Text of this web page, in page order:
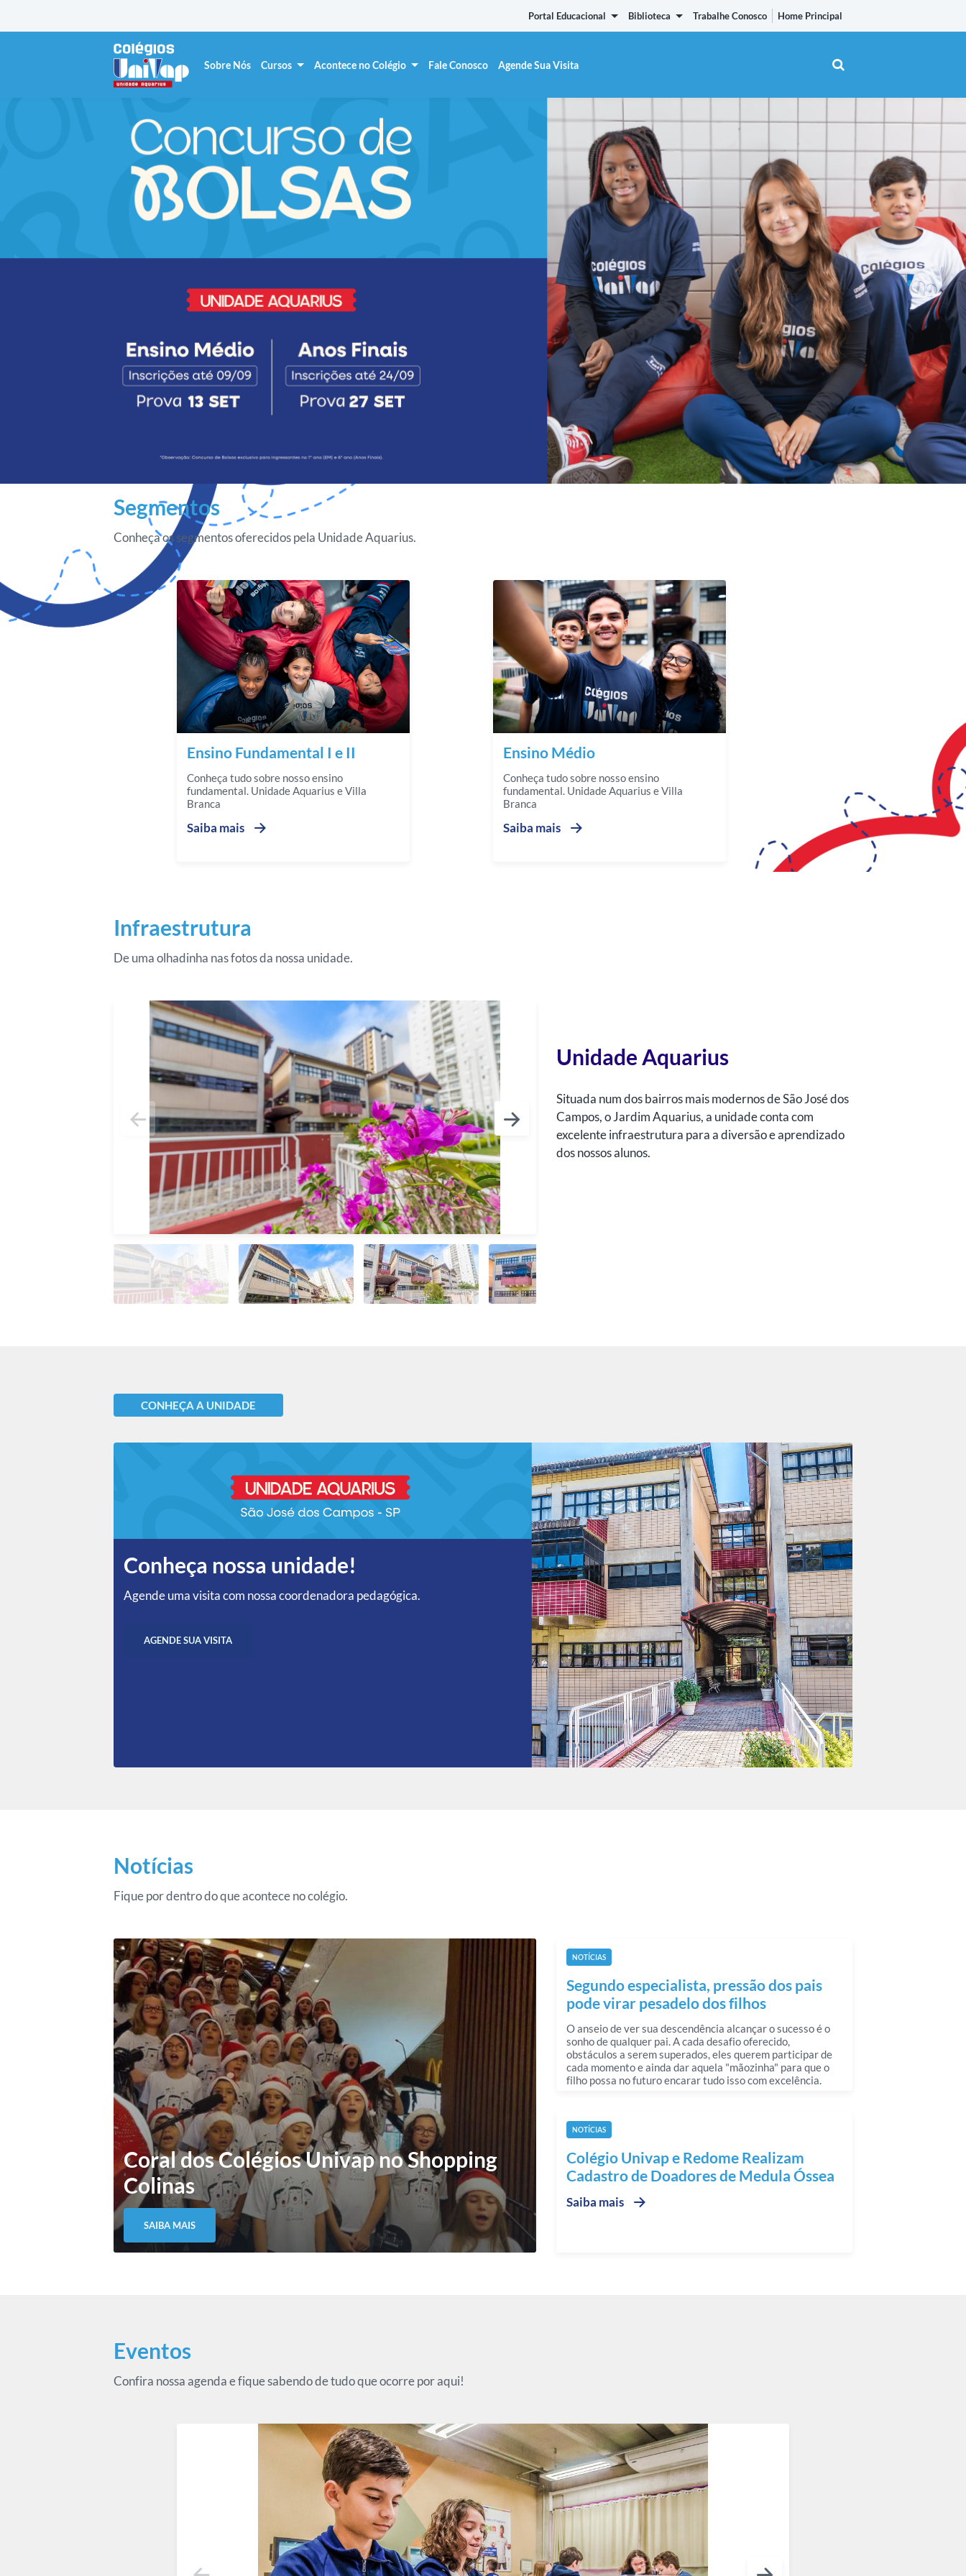
Portal Educacional Biblioteca Trabalhe Conosco Home Principal
Sobre Nós Cursos Acontece no Colégio Fale Conosco Agende Sua Visita
Segmentos
Conheça os segmentos oferecidos pela Unidade Aquarius.
Ensino Fundamental I e II
Conheça tudo sobre nosso ensino
fundamental. Unidade Aquarius e Villa
Branca
Saiba mais
Ensino Médio
Conheça tudo sobre nosso ensino
fundamental. Unidade Aquarius e Villa
Branca
Saiba mais
Infraestrutura
De uma olhadinha nas fotos da nossa unidade.
1 / 4
Unidade Aquarius
Situada num dos bairros mais modernos de São José dos
Campos, o Jardim Aquarius, a unidade conta com
excelente infraestrutura para a diversão e aprendizado
dos nossos alunos.
CONHEÇA A UNIDADE
Conheça nossa unidade!
Agende uma visita com nossa coordenadora pedagógica.
AGENDE SUA VISITA
Notícias
Fique por dentro do que acontece no colégio.
Coral dos Colégios Univap no Shopping
Colinas
SAIBA MAIS
NOTÍCIAS
Segundo especialista, pressão dos pais
pode virar pesadelo dos filhos
O anseio de ver sua descendência alcançar o sucesso é o
sonho de qualquer pai. A cada desafio oferecido,
obstáculos a serem superados, eles querem participar de
cada momento e ainda dar aquela "mãozinha" para que o
filho possa no futuro encarar tudo isso com excelência.
NOTÍCIAS
Colégio Univap e Redome Realizam
Cadastro de Doadores de Medula Óssea
Saiba mais
Eventos
Confira nossa agenda e fique sabendo de tudo que ocorre por aqui!